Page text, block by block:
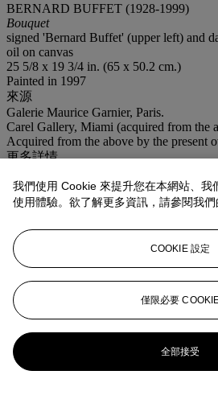
BERNARD BUFFET (1928-1999)
Bouquet
signed 'Bernard Buffet' (upper left) and
oil on canvas
25 5/8 x 19 3/4 in. (65 x 50.2 cm.)
Painted in 1997
來源
Galerie Maurice Garnier, Paris.
Carel Gallery, Miami (acquired from the
Acquired from the above by the present
更多詳情
業務規定
更多來自 印象派及現代
查看全部
我們使用 Cookie 來提升您在本網站、我
使用體驗。欲了解更多資訊，請參閱我們
COOKIE 設定
僅限必要
全部接受